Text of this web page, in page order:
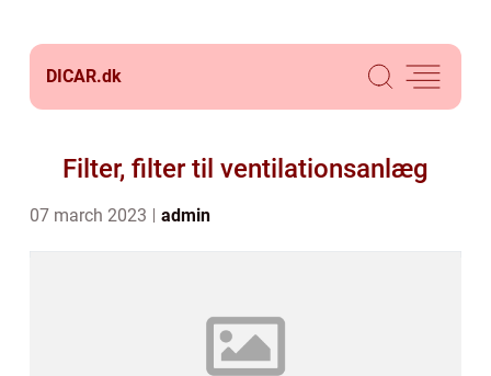
DICAR.dk
Filter, filter til ventilationsanlæg
07 march 2023 admin